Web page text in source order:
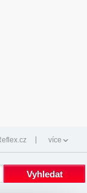
více